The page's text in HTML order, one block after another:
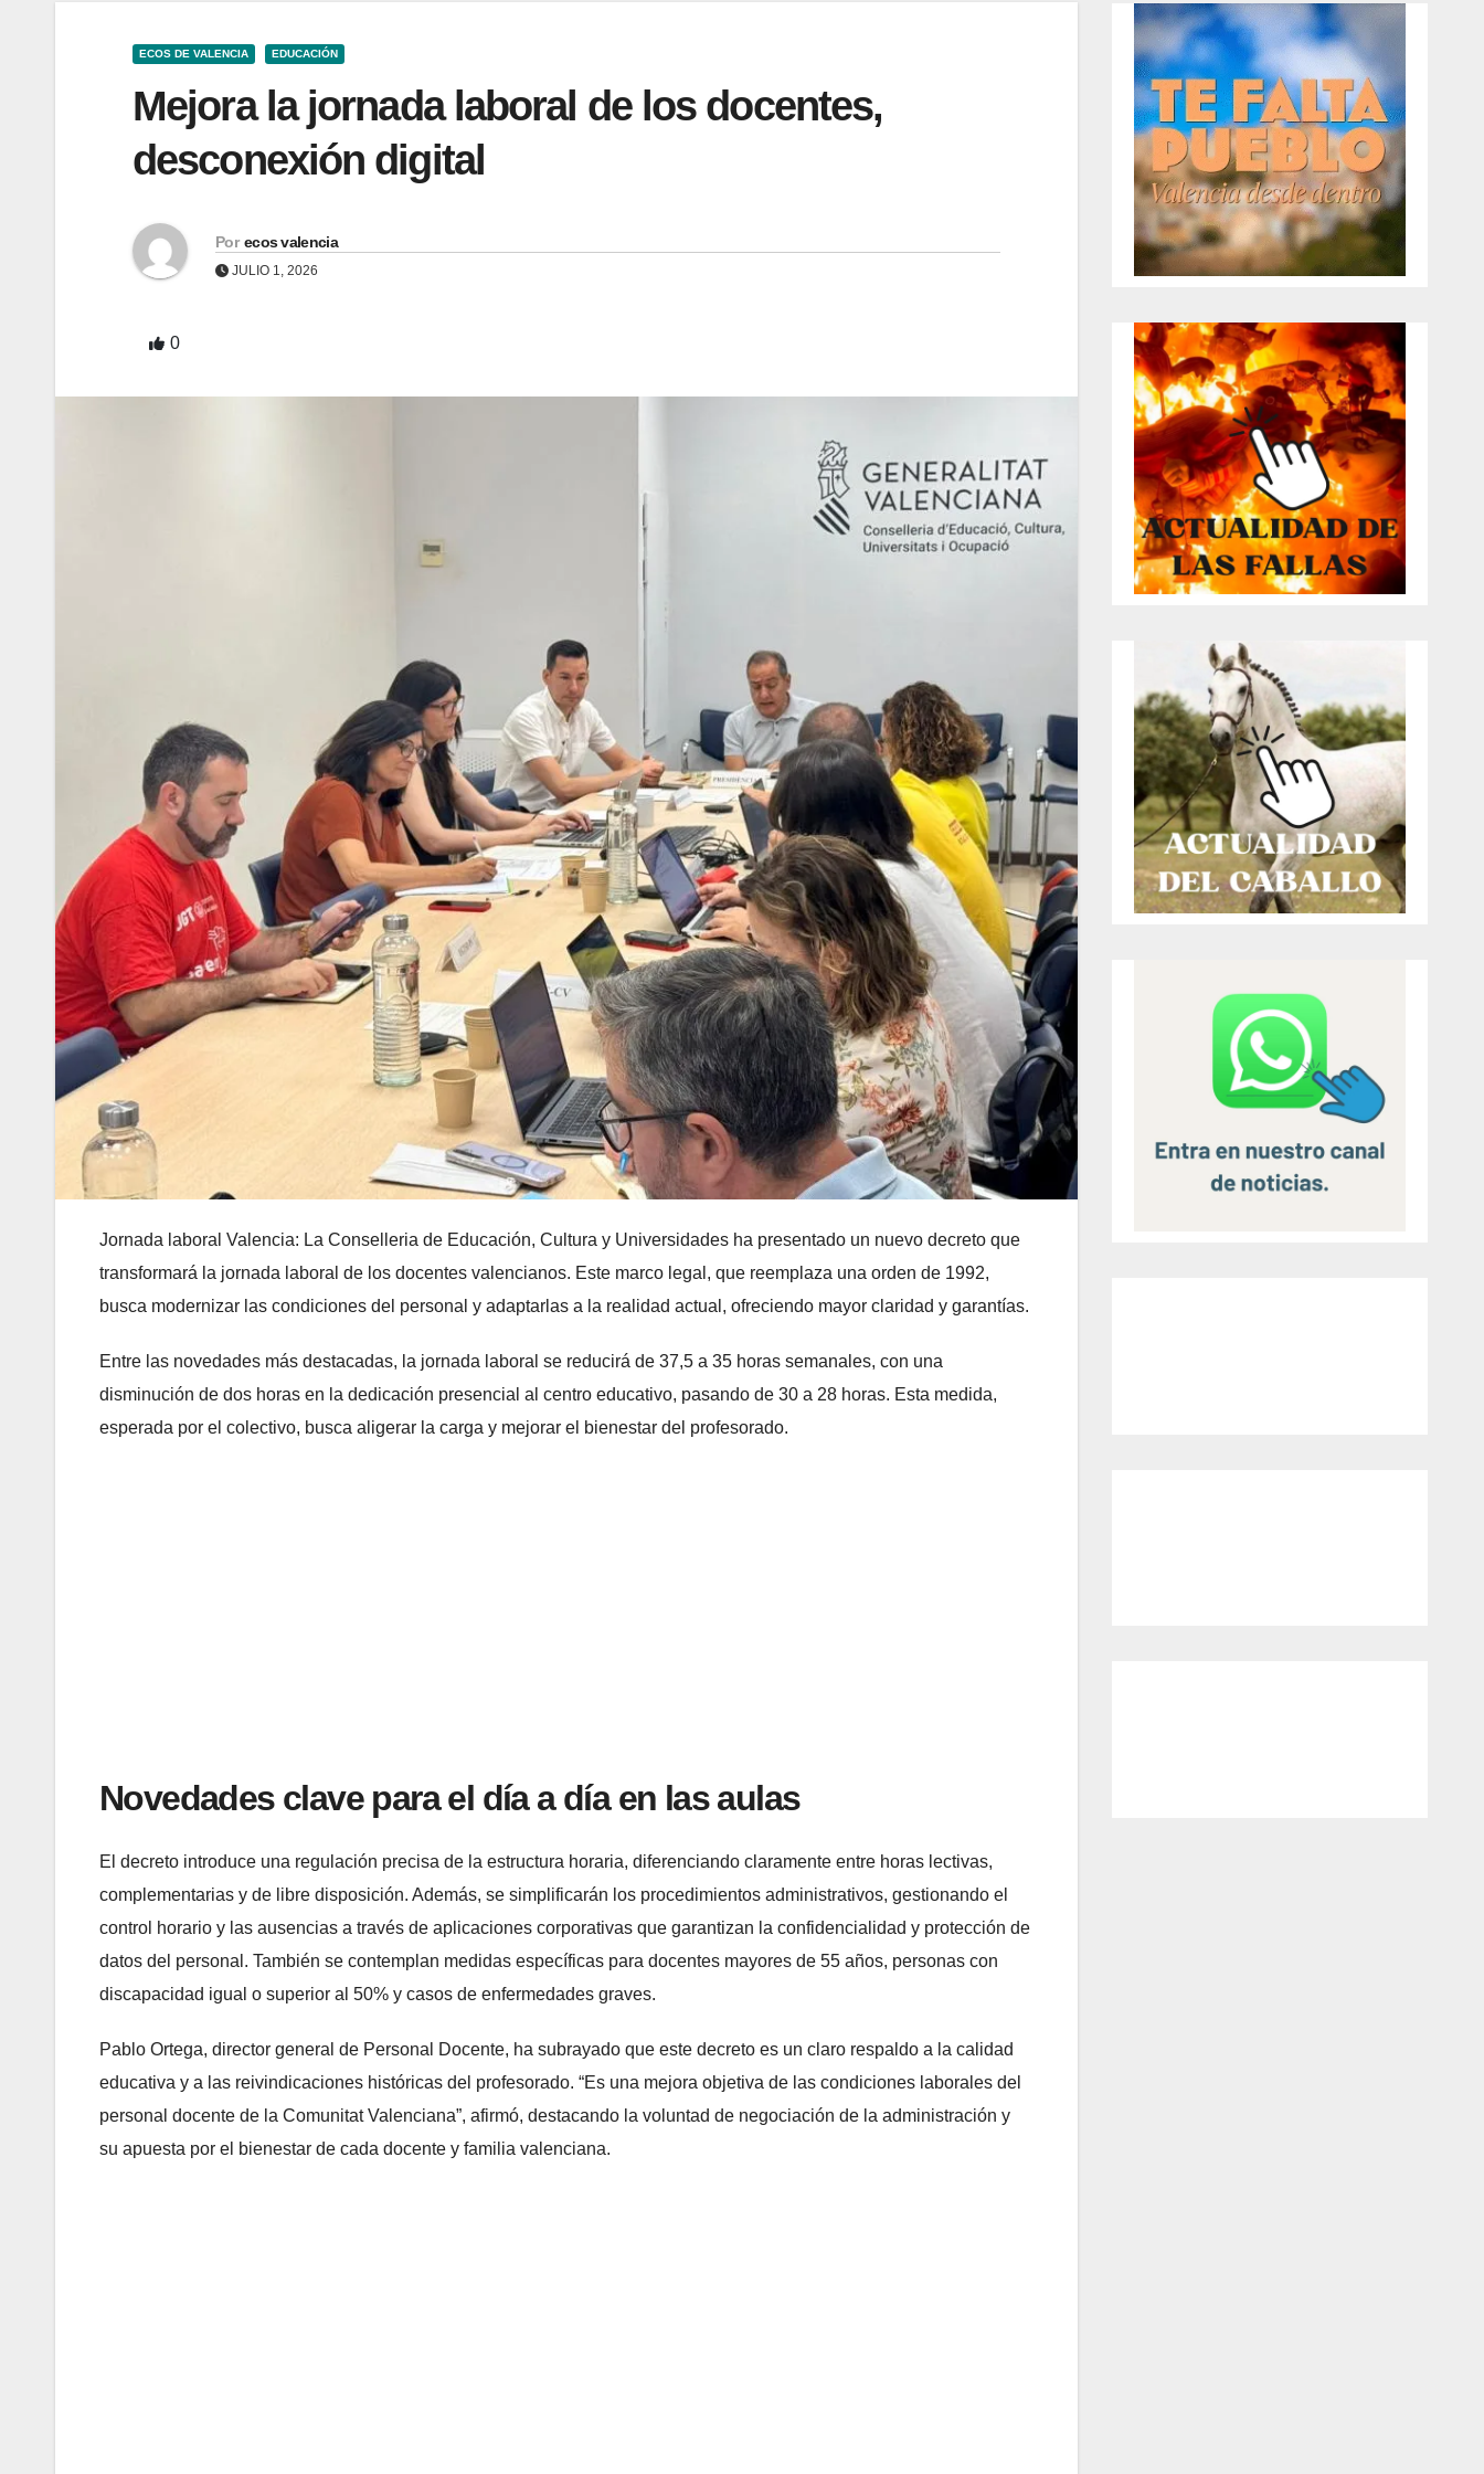
ECOS DE VALENCIA EDUCACIÓN
Mejora la jornada laboral de los docentes,
desconexión digital
Por ecos valencia
JULIO 1, 2026
0
Jornada laboral Valencia: La Conselleria de Educación, Cultura y Universidades ha presentado un nuevo decreto que
transformará la jornada laboral de los docentes valencianos. Este marco legal, que reemplaza una orden de 1992,
busca modernizar las condiciones del personal y adaptarlas a la realidad actual, ofreciendo mayor claridad y garantías.
Entre las novedades más destacadas, la jornada laboral se reducirá de 37,5 a 35 horas semanales, con una
disminución de dos horas en la dedicación presencial al centro educativo, pasando de 30 a 28 horas. Esta medida,
esperada por el colectivo, busca aligerar la carga y mejorar el bienestar del profesorado.
Novedades clave para el día a día en las aulas
El decreto introduce una regulación precisa de la estructura horaria, diferenciando claramente entre horas lectivas,
complementarias y de libre disposición. Además, se simplificarán los procedimientos administrativos, gestionando el
control horario y las ausencias a través de aplicaciones corporativas que garantizan la confidencialidad y protección de
datos del personal. También se contemplan medidas específicas para docentes mayores de 55 años, personas con
discapacidad igual o superior al 50% y casos de enfermedades graves.
Pablo Ortega, director general de Personal Docente, ha subrayado que este decreto es un claro respaldo a la calidad
educativa y a las reivindicaciones históricas del profesorado. “Es una mejora objetiva de las condiciones laborales del
personal docente de la Comunitat Valenciana”, afirmó, destacando la voluntad de negociación de la administración y
su apuesta por el bienestar de cada docente y familia valenciana.